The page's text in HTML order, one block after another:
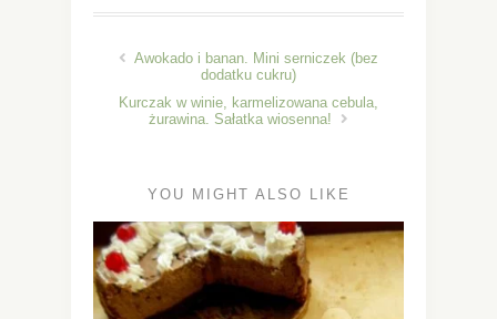
Awokado i banan. Mini serniczek (bez
dodatku cukru)
Kurczak w winie, karmelizowana cebula,
żurawina. Sałatka wiosenna!
YOU MIGHT ALSO LIKE